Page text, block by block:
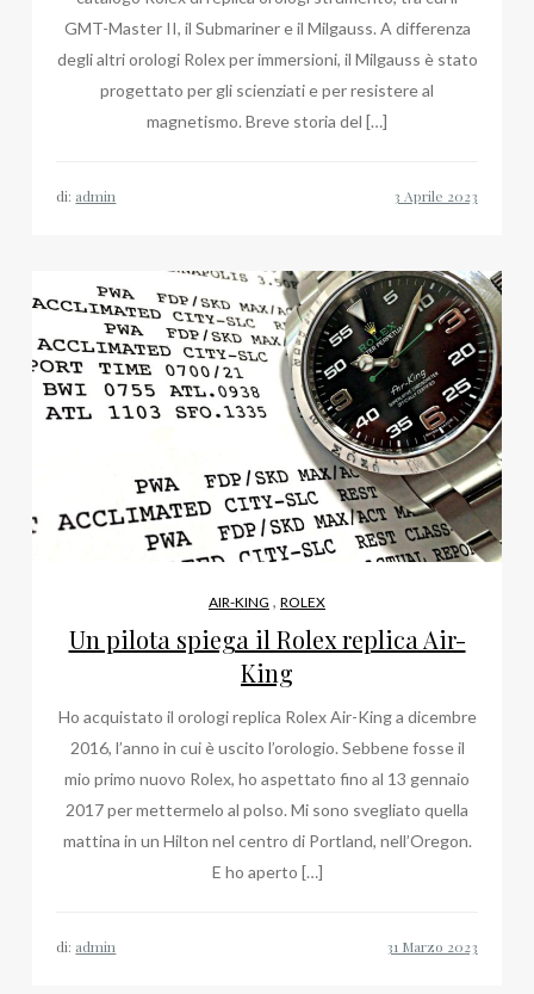
GMT-Master II, il Submariner e il Milgauss. A differenza
degli altri orologi Rolex per immersioni, il Milgauss è stato
progettato per gli scienziati e per resistere al
magnetismo. Breve storia del […]
di: admin
AIR-KING , ROLEX
Un pilota spiega il Rolex replica Air-
King
Ho acquistato il orologi replica Rolex Air-King a dicembre
2016, l’anno in cui è uscito l’orologio. Sebbene fosse il
mio primo nuovo Rolex, ho aspettato fino al 13 gennaio
2017 per mettermelo al polso. Mi sono svegliato quella
mattina in un Hilton nel centro di Portland, nell’Oregon.
E ho aperto […]
di: admin